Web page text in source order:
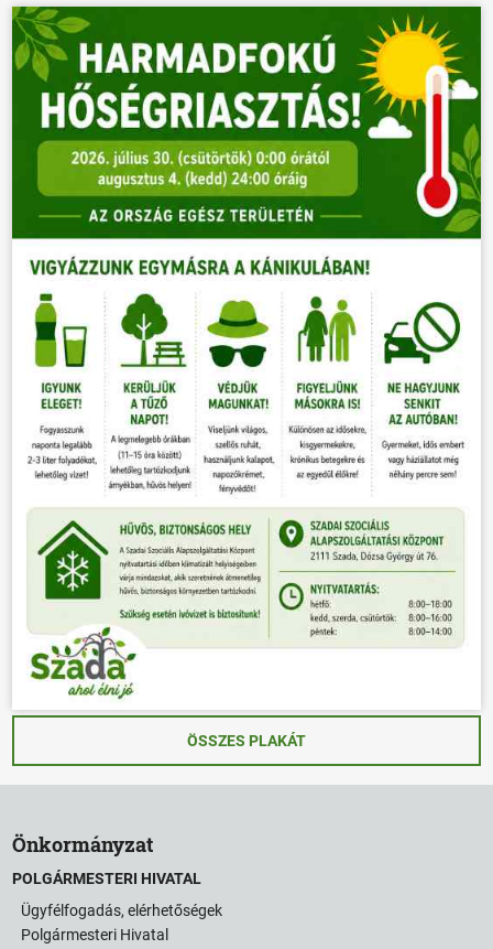
ÖSSZES PLAKÁT
Önkormányzat
POLGÁRMESTERI HIVATAL
Ügyfélfogadás, elérhetőségek
Polgármesteri Hivatal